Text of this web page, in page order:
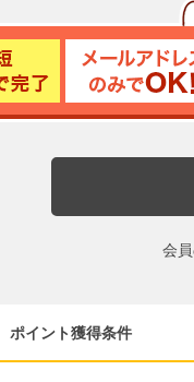
会
ポイント獲得条件